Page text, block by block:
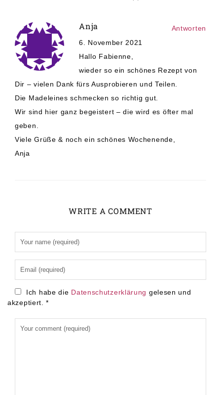
Anja
6. November 2021
Hallo Fabienne,
wieder so ein schönes Rezept von
Dir – vielen Dank fürs Ausprobieren und Teilen.
Die Madeleines schmecken so richtig gut.
Wir sind hier ganz begeistert – die wird es öfter mal
geben.
Viele Grüße & noch ein schönes Wochenende,
Anja
Antworten
WRITE A COMMENT
Ich habe die Datenschutzerklärung gelesen und
akzeptiert.
*